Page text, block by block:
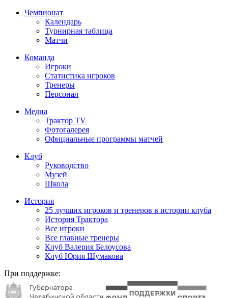
Чемпионат
Календарь
Турнирная таблица
Матчи
Команда
Игроки
Статистика игроков
Тренеры
Персонал
Медиа
Трактор TV
Фотогалерея
Официальные программы матчей
Клуб
Руководство
Музей
Школа
История
25 лучших игроков и тренеров в истории клуба
История Трактора
Все игроки
Все главные тренеры
Клуб Валерия Белоусова
Клуб Юрия Шумакова
При поддержке: